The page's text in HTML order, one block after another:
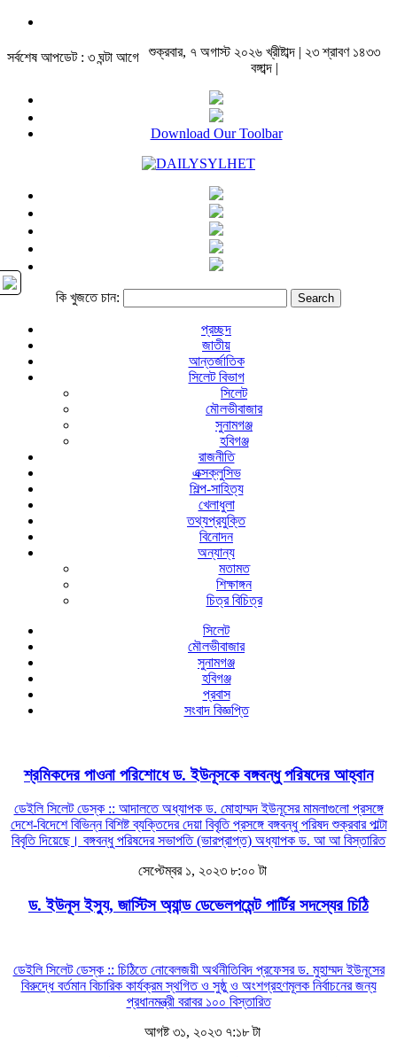
সর্বশেষ আপডেট : ৩ ঘন্টা আগে
শুক্রবার, ৭ অগাস্ট ২০২৬ খ্রীষ্টাব্দ | ২৩ শ্রাবণ ১৪৩৩
বঙ্গাব্দ |
Download Our Toolbar
কি খুজতে চান:
প্রচ্ছদ
জাতীয়
আন্তর্জাতিক
সিলেট বিভাগ
সিলেট
মৌলভীবাজার
সুনামগঞ্জ
হবিগঞ্জ
রাজনীতি
এক্সক্লুসিভ
শিল্প-সাহিত্য
খেলাধুলা
তথ্যপ্রযুক্তি
বিনোদন
অন্যান্য
মতামত
শিক্ষাঙ্গন
চিত্র বিচিত্র
সিলেট
মৌলভীবাজার
সুনামগঞ্জ
হবিগঞ্জ
প্রবাস
সংবাদ বিজ্ঞপ্তি
শ্রমিকদের পাওনা পরিশোধে ড. ইউনূসকে বঙ্গবন্ধু পরিষদের আহ্বান
ডেইলি সিলেট ডেস্ক :: আদালতে অধ্যাপক ড. মোহাম্মদ ইউনূসের মামলাগুলো প্রসঙ্গে
দেশে-বিদেশে বিভিন্ন বিশিষ্ট ব্যক্তিদের দেয়া বিবৃতি প্রসঙ্গে বঙ্গবন্ধু পরিষদ শুক্রবার পাল্টা
বিবৃতি দিয়েছে। বঙ্গবন্ধু পরিষদের সভাপতি (ভারপ্রাপ্ত) অধ্যাপক ড. আ আবিস্তারিত
সেপ্টেম্বর ১, ২০২৩ ৮:০০ টা
ড. ইউনূস ইস্যু, জাস্টিস অ্যান্ড ডেভেলপমেন্ট পার্টির সদস্যের চিঠি
ডেইলি সিলেট ডেস্ক :: চিঠিতে নোবেলজয়ী অর্থনীতিবিদ প্রফেসর ড. মুহাম্মদ ইউনূসের
বিরুদ্ধে বর্তমান বিচারিক কার্যক্রম স্থগিত ও সুষ্ঠু ও অংশগ্রহণমূলক নির্বাচনের জন্য
প্রধানমন্ত্রী বরাবর ১০০ বিস্তারিত
আগষ্ট ৩১, ২০২৩ ৭:১৮ টা